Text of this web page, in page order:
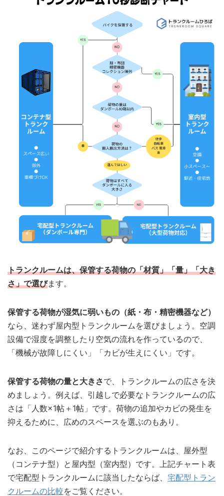
トランクルームは、保管する荷物の「材質」「量」「大き
さ」で選びます。
保管する荷物が湿気に弱いもの（紙・布・精密機器など）
なら、迷わず屋内型トランクルームを選びましょう。空調
設備で湿度を調整したり空気の流れを作っているので、
「機械が故障しにくい」「カビが生えにくい」です。
保管する荷物の量と大きさで、トランクルームの広さを決
めましょう。例えば、引越しで必要なトランクルームの広
さは「人数×1帖＋1帖」です。荷物の追加やカビの発生を
抑えるために、広めのスペースを選ぶのもあり。
なお、このページで紹介するトランクルームは、屋外型
（コンテナ型）と屋内型（室内型）です。上記チャート表
で宅配型トランクルームに該当したならば、 宅配型トラン
クルームの比較をご覧ください。